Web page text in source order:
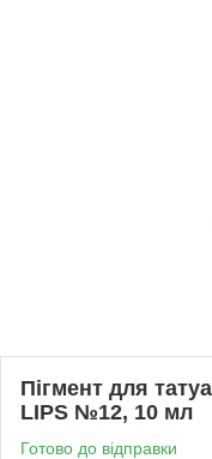
Пігмент для
LIPS №12, 10 мл
Готово до відправки